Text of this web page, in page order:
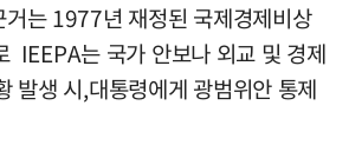
거는 1977년 재정된 국제경제비상
IEEPA는 국가 안보나 외교 및 경제
발생 시,대통령에게 광범위안 통제